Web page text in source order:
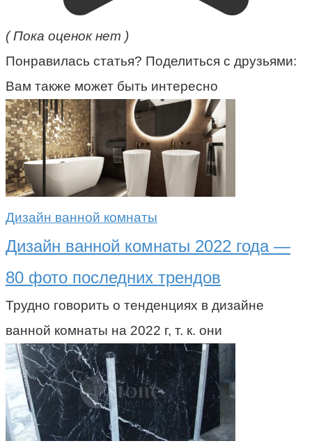
( Пока оценок нет )
Понравилась статья? Поделиться с друзьями:
Вам также может быть интересно
Дизайн ванной комнаты
Дизайн ванной комнаты 2022 года —
80 фото последних трендов
Трудно говорить о тенденциях в дизайне
ванной комнаты на 2022 г, т. к. они